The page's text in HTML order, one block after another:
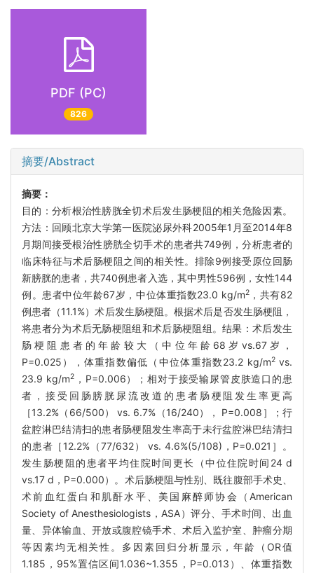
PDF (PC)
826
摘要/Abstract
摘要：
目的：分析根治性膀胱全切术后发生肠梗阻的相关危险因素。
方法：回顾北京大学第一医院泌尿外科2005年1月至2014年8
月期间接受根治性膀胱全切手术的患者共749例，分析患者的
临床特征与术后肠梗阻之间的相关性。排除9例接受原位回肠
新膀胱的患者，共740例患者入选，其中男性596例，女性144
例。患者中位年龄67岁，中位体重指数23.0 kg/m2，共有82
例患者（11.1%）术后发生肠梗阻。根据术后是否发生肠梗阻，
将患者分为术后无肠梗阻组和术后肠梗阻组。结果：术后发生
肠梗阻患者的年龄较大（中位年龄68岁vs.67岁，
P=0.025），体重指数偏低（中位体重指数23.2 kg/m2vs.
23.9 kg/m2，P=0.006）；相对于接受输尿管皮肤造口的患
者，接受回肠膀胱尿流改道的患者肠梗阻发生率更高
［13.2%（66/500） vs. 6.7%（16/240）， P=0.008］；行
盆腔淋巴结清扫的患者肠梗阻发生率高于未行盆腔淋巴结清扫
的患者［12.2%（77/632） vs. 4.6%(5/108)，P=0.021］。
发生肠梗阻的患者平均住院时间更长（中位住院时间24 d
vs.17 d，P=0.000）。术后肠梗阻与性别、既往腹部手术史、
术前血红蛋白和肌酐水平、美国麻醉师协会（American
Society of Anesthesiologists，ASA）评分、手术时间、出血
量、异体输血、开放或腹腔镜手术、术后入监护室、肿瘤分期
等因素均无相关性。多因素回归分析显示，年龄（OR值
1.185，95%置信区间1.036~1.355，P=0.013）、体重指数